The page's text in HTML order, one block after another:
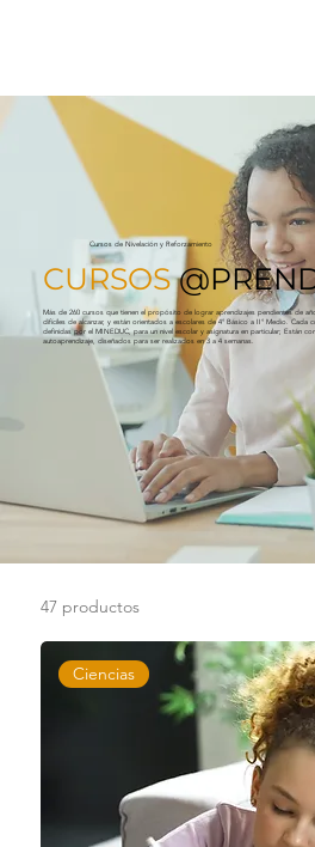
Cursos de Nivelación y Reforzamiento
CURSOS
Más de 260 cursos que tienen el propósito de lograr aprendizajes pendientes de
difíciles de alcanzar, y están orientados a escolares de 4° Básico a II° Medio. Cada
definidas por el MINEDUC, para un nivel escolar y asignatura en particular; Están
autoaprendizaje, diseñados para ser realizados en 3 a 4 semanas.
47 productos
Ciencias